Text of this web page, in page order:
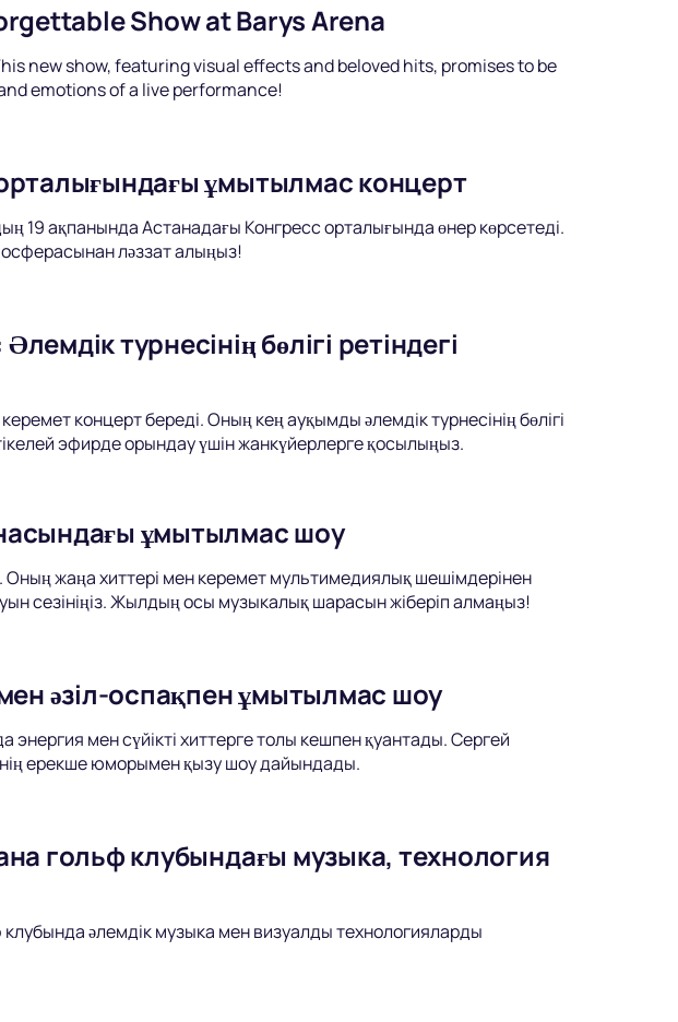
Show at Barys Arena
new show, featuring visual effects and beloved hits, promises to be
emotions of a live performance!
ұмытылмас концерт
19 ақпанында Астанадағы Конгресс орталығында өнер көрсетеді.
ләззат алыңыз!
турнесінің бөлігі ретіндегі
концерт береді. Оның кең ауқымды әлемдік турнесінің бөлігі
эфирде орындау үшін жанкүйерлерге қосылыңыз.
ұмытылмас шоу
жаңа хиттері мен керемет мультимедиялық шешімдерінен
сезініңіз. Жылдың осы музыкалық шарасын жіберіп алмаңыз!
әзіл-оспақпен ұмытылмас шоу
мен сүйікті хиттерге толы кешпен қуантады. Сергей
ерекше юморымен қызу шоу дайындады.
гольф клубындағы музыка, технология
әлемдік музыка мен визуалды технологияларды